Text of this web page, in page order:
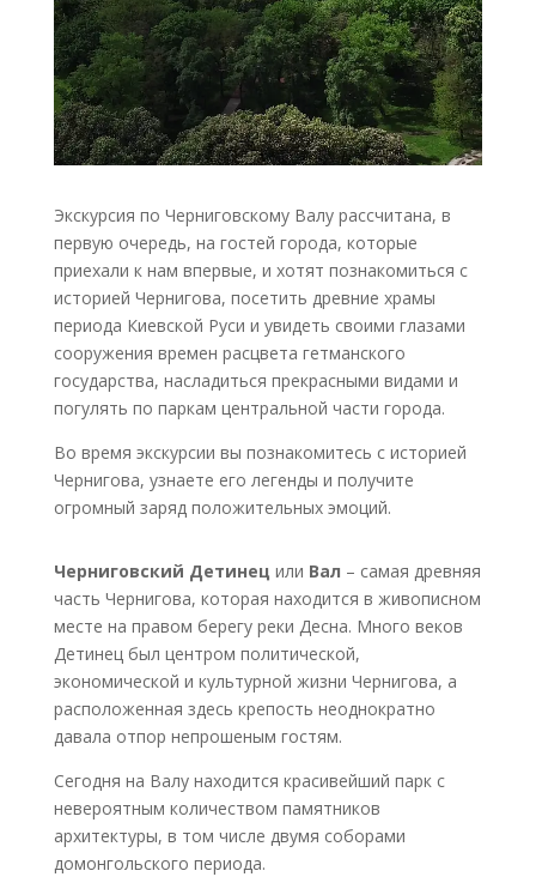
Экскурсия по Черниговскому Валу рассчитана, в
первую очередь, на гостей города, которые
приехали к нам впервые, и хотят познакомиться с
историей Чернигова, посетить древние храмы
периода Киевской Руси и увидеть своими глазами
сооружения времен расцвета гетманского
государства, насладиться прекрасными видами и
погулять по паркам центральной части города.
Во время экскурсии вы познакомитесь с историей
Чернигова, узнаете его легенды и получите
огромный заряд положительных эмоций.
Черниговский Детинец или Вал – самая древняя
часть Чернигова, которая находится в живописном
месте на правом берегу реки Десна. Много веков
Детинец был центром политической,
экономической и культурной жизни Чернигова, а
расположенная здесь крепость неоднократно
давала отпор непрошеным гостям.
Сегодня на Валу находится красивейший парк с
невероятным количеством памятников
архитектуры, в том числе двумя соборами
домонгольского периода.